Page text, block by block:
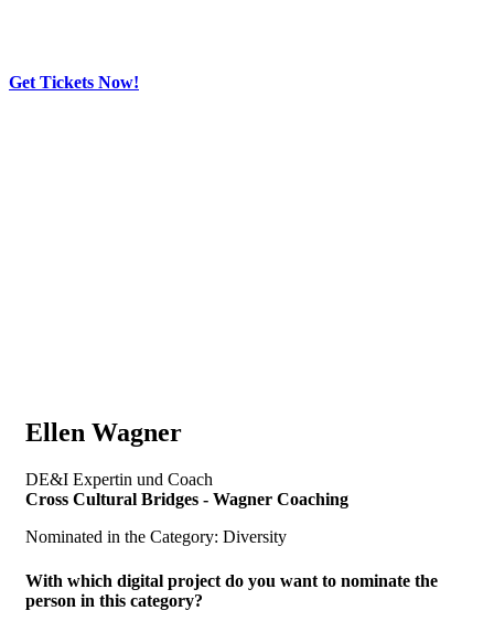
Get Tickets Now!
Ellen Wagner
DE&I Expertin und Coach
Cross Cultural Bridges - Wagner Coaching
Nominated in the Category: Diversity
With which digital project do you want to nominate the
person in this category?